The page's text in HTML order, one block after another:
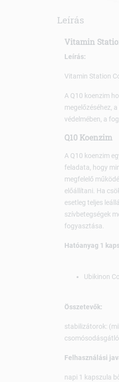
Leírás
Vitamin
Leírás:
Vitamin Station
A Q10 koenzim
megelőzéséhez,
védelmében, a
Q10 Koenzim
A Q10 koenzim
feladata, hogy
megfelelő
előállítani. Ha
esetleg teljes
szívbetegségek
fogyasztása.
Hatóanyag 1
Ubikinon
Összetevők:
stabilizátorok:
Felhasználási
napi 1 kapszula